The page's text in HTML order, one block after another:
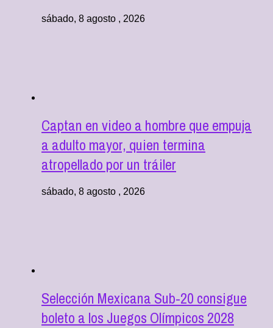
sábado, 8 agosto , 2026
Captan en video a hombre que empuja
a adulto mayor, quien termina
atropellado por un tráiler
sábado, 8 agosto , 2026
Selección Mexicana Sub-20 consigue
boleto a los Juegos Olímpicos 2028